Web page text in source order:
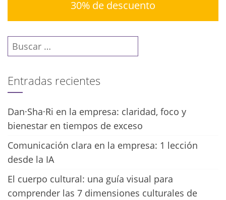
30% de descuento
Buscar:
Entradas recientes
Dan·Sha·Ri en la empresa: claridad, foco y
bienestar en tiempos de exceso
Comunicación clara en la empresa: 1 lección
desde la IA
El cuerpo cultural: una guía visual para
comprender las 7 dimensiones culturales de